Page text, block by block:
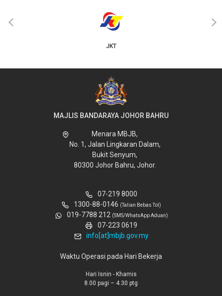
JKT
‹ ›
MAJLIS BANDARAYA JOHOR BAHRU
Menara MBJB,
No. 1, Jalan Lingkaran Dalam,
Bukit Senyum,
80300 Johor Bahru, Johor.
07-219 8000
1300-88-0146 (Talian Bebas Tol)
019-7788 212 (SMS/WhatsApp Aduan)
07-223 0619
info[at]mbjb.gov.my
Waktu Operasi pada Hari Bekerja
Hari Isnin - Khamis
8.00 pagi – 4.30 ptg